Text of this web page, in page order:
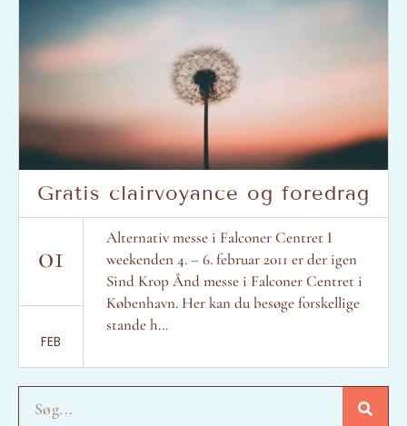
Gratis clairvoyance og foredrag
01
FEB
Alternativ messe i Falconer Centret I
weekenden 4. – 6. februar 2011 er der igen
Sind Krop Ånd messe i Falconer Centret i
København. Her kan du besøge forskellige
stande h...